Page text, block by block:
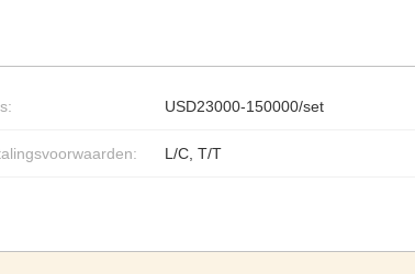
USD23000-150000/set
L/C, T/T